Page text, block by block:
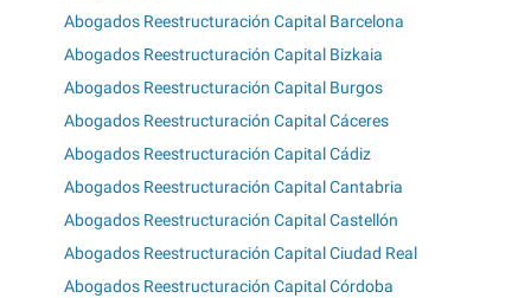
Abogados Reestructuración Capital Barcelona
Abogados Reestructuración Capital Bizkaia
Abogados Reestructuración Capital Burgos
Abogados Reestructuración Capital Cáceres
Abogados Reestructuración Capital Cádiz
Abogados Reestructuración Capital Cantabria
Abogados Reestructuración Capital Castellón
Abogados Reestructuración Capital Ciudad Real
Abogados Reestructuración Capital Córdoba